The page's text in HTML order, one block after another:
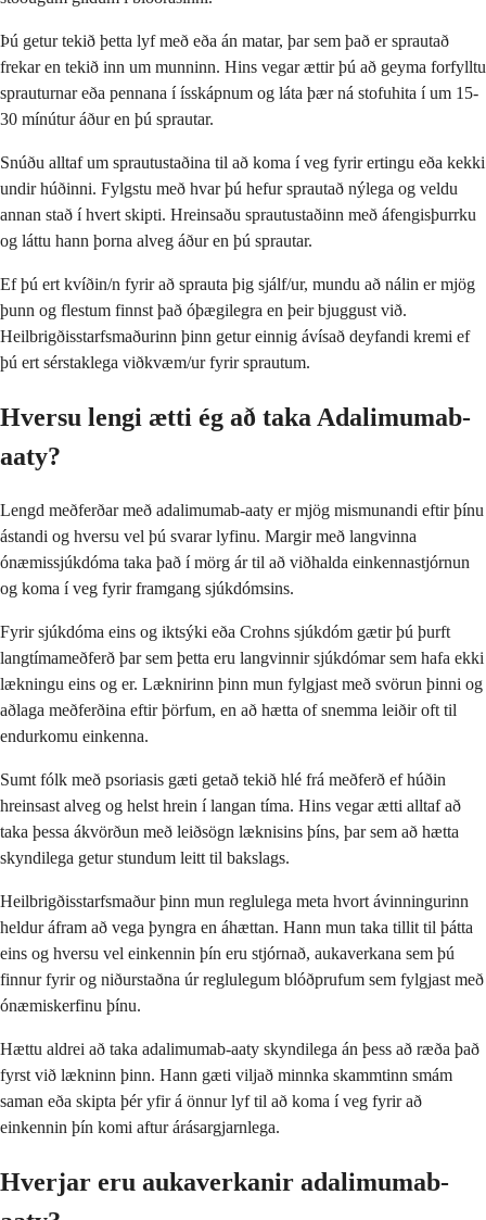
Þú getur tekið þetta lyf með eða án matar, þar sem það er sprautað
frekar en tekið inn um munninn. Hins vegar ættir þú að geyma forfylltu
sprauturnar eða pennana í ísskápnum og láta þær ná stofuhita í um 15-
30 mínútur áður en þú sprautar.
Snúðu alltaf um sprautustaðina til að koma í veg fyrir ertingu eða kekki
undir húðinni. Fylgstu með hvar þú hefur sprautað nýlega og veldu
annan stað í hvert skipti. Hreinsaðu sprautustaðinn með áfengisþurrku
og láttu hann þorna alveg áður en þú sprautar.
Ef þú ert kvíðin/n fyrir að sprauta þig sjálf/ur, mundu að nálin er mjög
þunn og flestum finnst það óþægilegra en þeir bjuggust við.
Heilbrigðisstarfsmaðurinn þinn getur einnig ávísað deyfandi kremi ef
þú ert sérstaklega viðkvæm/ur fyrir sprautum.
Hversu lengi ætti ég að taka Adalimumab-
aaty?
Lengd meðferðar með adalimumab-aaty er mjög mismunandi eftir þínu
ástandi og hversu vel þú svarar lyfinu. Margir með langvinna
ónæmissjúkdóma taka það í mörg ár til að viðhalda einkennastjórnun
og koma í veg fyrir framgang sjúkdómsins.
Fyrir sjúkdóma eins og iktsýki eða Crohns sjúkdóm gætir þú þurft
langtímameðferð þar sem þetta eru langvinnir sjúkdómar sem hafa ekki
lækningu eins og er. Læknirinn þinn mun fylgjast með svörun þinni og
aðlaga meðferðina eftir þörfum, en að hætta of snemma leiðir oft til
endurkomu einkenna.
Sumt fólk með psoriasis gæti getað tekið hlé frá meðferð ef húðin
hreinsast alveg og helst hrein í langan tíma. Hins vegar ætti alltaf að
taka þessa ákvörðun með leiðsögn læknisins þíns, þar sem að hætta
skyndilega getur stundum leitt til bakslags.
Heilbrigðisstarfsmaður þinn mun reglulega meta hvort ávinningurinn
heldur áfram að vega þyngra en áhættan. Hann mun taka tillit til þátta
eins og hversu vel einkennin þín eru stjórnað, aukaverkana sem þú
finnur fyrir og niðurstaðna úr reglulegum blóðprufum sem fylgjast með
ónæmiskerfinu þínu.
Hættu aldrei að taka adalimumab-aaty skyndilega án þess að ræða það
fyrst við lækninn þinn. Hann gæti viljað minnka skammtinn smám
saman eða skipta þér yfir á önnur lyf til að koma í veg fyrir að
einkennin þín komi aftur árásargjarnlega.
Hverjar eru aukaverkanir adalimumab-